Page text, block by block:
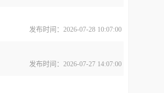
发布时间：2026-07-28 10:07:00
发布时间：2026-07-27 14:07:00